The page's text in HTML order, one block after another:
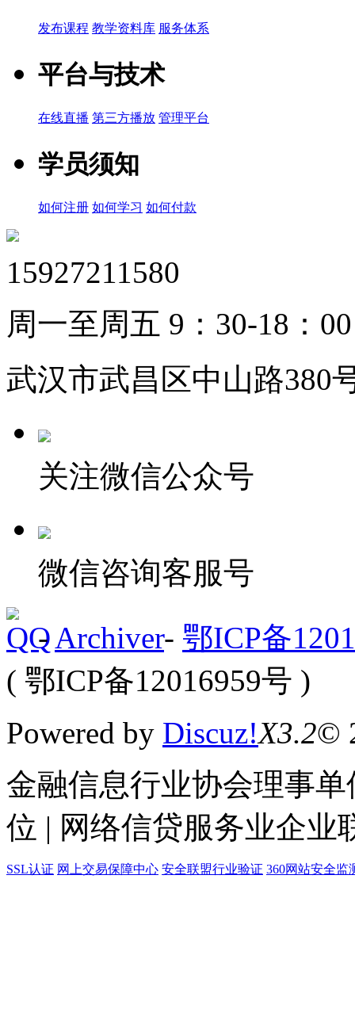
发布课程 教学资料库 服务体系
平台与技术
在线直播 第三方播放 管理平台
学员须知
如何注册 如何学习 如何付款
15927211580
周一至周五 9：30-18：00
武汉市武昌区中山路380
关注微信公众号
微信咨询客服号
- Archiver- 鄂ICP备
( 鄂ICP备12016959号 )
Powered by Discuz!X3.2©
金融信息行业协会理事
位 | 网络信贷服务业企业
SSL认证 网上交易保障中心 安全联盟行业验证 360网站安全监